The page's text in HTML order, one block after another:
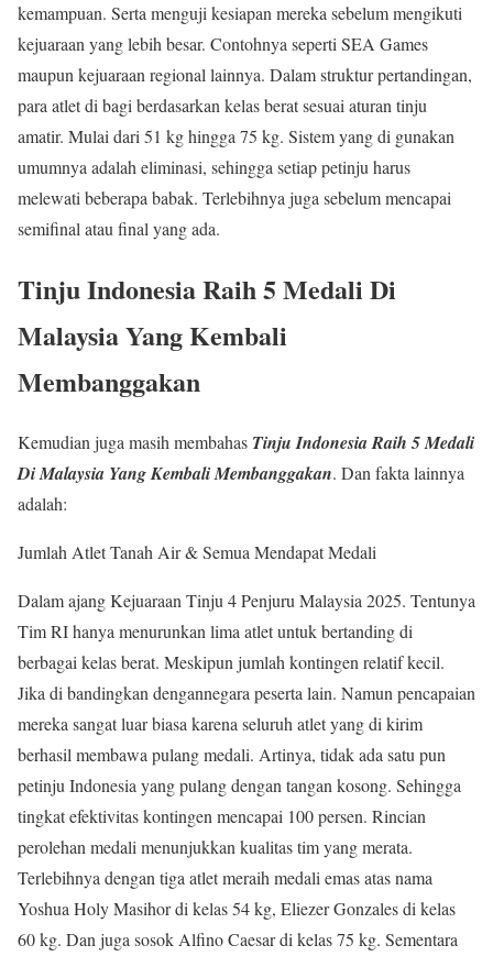
kemampuan. Serta menguji kesiapan mereka sebelum mengikuti
kejuaraan yang lebih besar. Contohnya seperti SEA Games
maupun kejuaraan regional lainnya. Dalam struktur pertandingan,
para atlet di bagi berdasarkan kelas berat sesuai aturan tinju
amatir. Mulai dari 51 kg hingga 75 kg. Sistem yang di gunakan
umumnya adalah eliminasi, sehingga setiap petinju harus
melewati beberapa babak. Terlebihnya juga sebelum mencapai
semifinal atau final yang ada.
Tinju Indonesia Raih 5 Medali Di
Malaysia Yang Kembali
Membanggakan
Kemudian juga masih membahas Tinju Indonesia Raih 5 Medali
Di Malaysia Yang Kembali Membanggakan. Dan fakta lainnya
adalah:
Jumlah Atlet Tanah Air & Semua Mendapat Medali
Dalam ajang Kejuaraan Tinju 4 Penjuru Malaysia 2025. Tentunya
Tim RI hanya menurunkan lima atlet untuk bertanding di
berbagai kelas berat. Meskipun jumlah kontingen relatif kecil.
Jika di bandingkan dengannegara peserta lain. Namun pencapaian
mereka sangat luar biasa karena seluruh atlet yang di kirim
berhasil membawa pulang medali. Artinya, tidak ada satu pun
petinju Indonesia yang pulang dengan tangan kosong. Sehingga
tingkat efektivitas kontingen mencapai 100 persen. Rincian
perolehan medali menunjukkan kualitas tim yang merata.
Terlebihnya dengan tiga atlet meraih medali emas atas nama
Yoshua Holy Masihor di kelas 54 kg, Eliezer Gonzales di kelas
60 kg. Dan juga sosok Alfino Caesar di kelas 75 kg. Sementara